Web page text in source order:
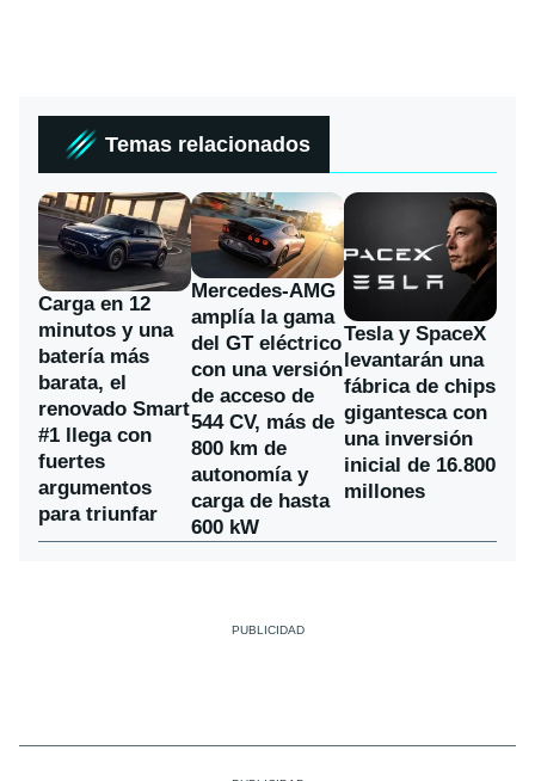
Temas relacionados
Carga en 12
minutos y una
batería más
barata, el
renovado Smart
#1 llega con
fuertes
argumentos
para triunfar
Mercedes-AMG
amplía la gama
del GT eléctrico
con una versión
de acceso de
544 CV, más de
800 km de
autonomía y
carga de hasta
600 kW
Tesla y SpaceX
levantarán una
fábrica de chips
gigantesca con
una inversión
inicial de 16.800
millones